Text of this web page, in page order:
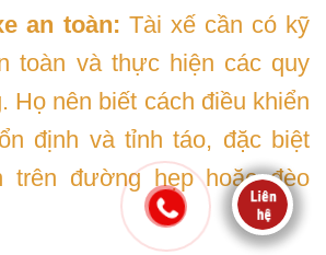
an toàn: Tài xế cần có kỹ
toàn và thực hiện các quy
Họ nên biết cách điều khiển
định và tỉnh táo, đặc biệt
trên đường hẹp hoặc đèo